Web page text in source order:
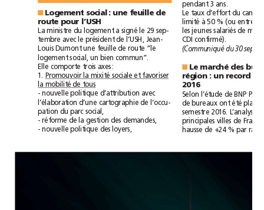
■ Logement social: une feuille
de
route
pour l’USH
La ministre du logementa signé le
29sep-
tembre
avec le président de l’USH,
Jean-
Louis
Dumont une feuille de route
“le
logement
social, un bien
commun”.
Elle
comporte trois
axes:
1.
Promouvoir la mixité sociale et
favoriser
la
mobilité de
tous
-
nouvelle politique d’attribution
avec
l’élaboration
d’une cartographie de
l’occu-
pation
du parc
social,
-
réforme de la gestion des
demandes,
-
nouvelle politique des loyers,
pendant 3
ans.
Le
taux d’effort du
limité à 50% (ou entre
les
jeunes salariés de
CDI
confirmé).
(Communiqué du
Le marché des
région : un record
2016
Selon l’étude de
BNP
de
bureaux ont été
semestre
2016.
principales
villes de
hausse
de +24% par